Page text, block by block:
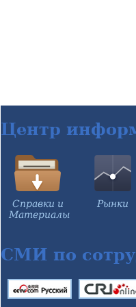
Центр
Справки и
Материалы
Рынки
СМИ по